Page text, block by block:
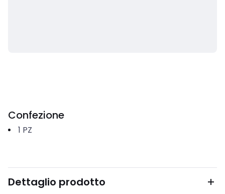
Confezione
1 PZ
Dettaglio prodotto